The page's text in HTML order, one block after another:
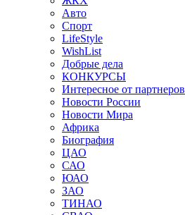
Авто
Спорт
LifeStyle
WishList
Добрые дела
КОНКУРСЫ
Интересное от партнеров
Новости России
Новости Мира
Африка
Биография
ЦАО
САО
ЮАО
ЗАО
ТИНАО